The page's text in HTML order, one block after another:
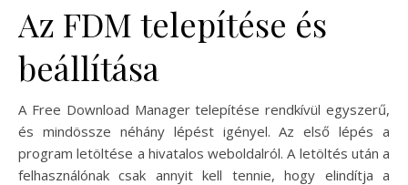
Az FDM telepítése és
beállítása
A Free Download Manager telepítése rendkívül egyszerű,
és mindössze néhány lépést igényel. Az első lépés a
program letöltése a hivatalos weboldalról. A letöltés után a
felhasználónak csak annyit kell tennie, hogy elindítja a